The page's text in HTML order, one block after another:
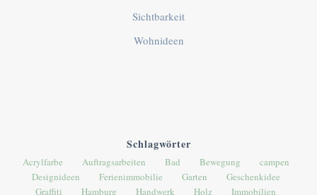
Sichtbarkeit
Wohnideen
Schlagwörter
Acrylfarbe Auftragsarbeiten Bad Bewegung
campen
Designideen
Ferienimmobilie Garten
Geschenkidee
Graffiti
Hamburg Handwerk Holz
Immobilien